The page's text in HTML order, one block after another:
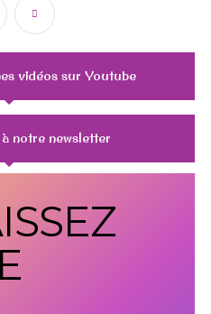
vidéos sur Youtube
notre newsletter